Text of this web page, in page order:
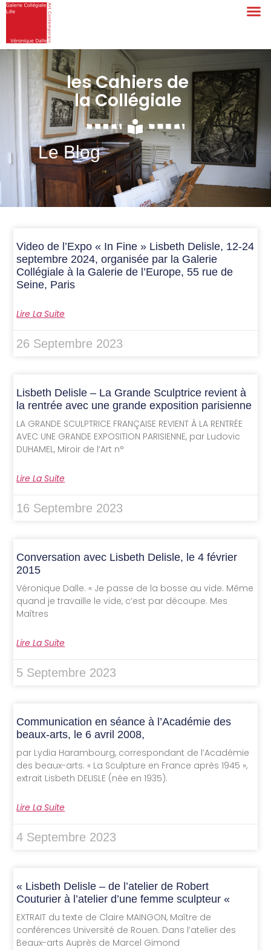
les Cahiers de
la Collégiale
Le Blog
Video de l’Expo « In Fine » Lisbeth Delisle, 12-24
septembre 2024, organisée par la Galerie
Collégiale à la Galerie de l’Europe, 55 rue de
Seine, Paris
Lire La Suite
26 Septembre 2023
Lisbeth Delisle – La Grande Sculptrice revient à
la rentrée avec une grande exposition parisienne
LA GRANDE SCULPTRICE FRANÇAISE REVIENT À LA RENTRÉE
AVEC UNE GRANDE EXPOSITION PARISIENNE, par Ludovic
DUHAMEL, Miroir de l’Art n°
Lire La Suite
16 Septembre 2023
Conversation avec Lisbeth Delisle, le 4 février
2015
Véronique Dalle. « Je passe de la bosse au vide. Même
quand je travaille le vide, c’est par découpe. Mes
Maîtres
Lire La Suite
5 Septembre 2023
Communication en séance à l’Académie des
beaux-arts, le 6 avril 2008,
par Lydia Harambourg, correspondant de l’Académie
des beaux-arts. « La Sculpture en France après 1945 »,
extrait Lisbeth DELISLE (née en 1935).
Lire La Suite
4 Septembre 2023
« Lisbeth Delisle – de l’atelier de Robert
Couturier à l’atelier d’une femme sculpteur «
EXTRAIT du texte de Claire MAINGON, Maître de
conférences Université de Rouen. Dans l’atelier des
Beaux-arts Auprès de Marcel Gimond